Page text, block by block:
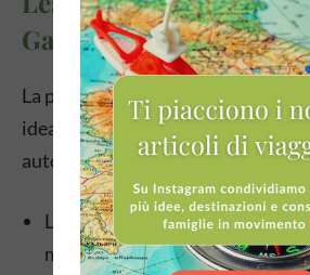
Gargano
La posizione strategica di Lesina
ideale per esplorare il Gargano. In
auto si possono raggiungere:
Le spiagge di Rodi Garganicoe
mare cristallino